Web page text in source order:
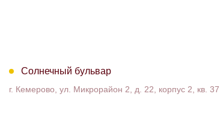
Солнечный бульвар
г. Кемерово, ул. Микрорайон 2, д. 22, корпус 2, кв. 37